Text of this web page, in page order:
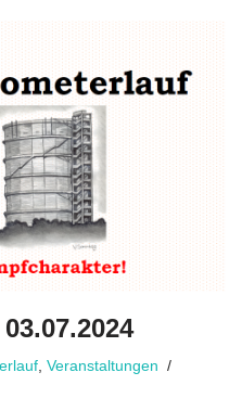
, Veranstaltungen